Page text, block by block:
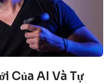
Của AI Và Tự